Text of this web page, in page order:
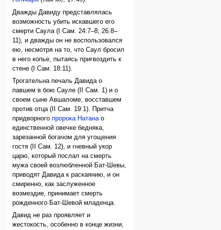
Дважды Давиду представлялась
возможность убить искавшего его
смерти Саула (I Сам. 24:7–8; 26:8–
11), и дважды он не воспользовался
ею, несмотря на то, что Саул бросил
в него копье, пытаясь пригвоздить к
стене (I Сам. 18:11).
Трогательна печаль Давида о
павшем в бою Сауле (II Сам. 1) и о
своем сыне Авшаломе, восставшем
против отца (II Сам. 19:1). Притча
придворногопророка Натанао
единственной овечке бедняка,
зарезанной богачом для угощения
гостя (II Сам. 12), и гневный укор
царю, который послал на смерть
мужа своей возлюбленной Бат-Шевы,
приводят Давида к раскаянию, и он
смиренно, как заслуженное
возмездие, принимает смерть
рожденного Бат-Шевой младенца.
Давид не раз проявляет и
жестокость, особенно в конце жизни,